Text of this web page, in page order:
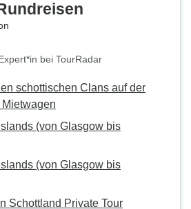
bei TourRadar
schottischen Clans auf der
(von Glasgow bis
(von Glasgow bis
Schottland Private Tour